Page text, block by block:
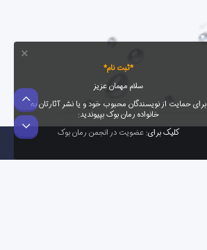
*ثبت نام*
سلام مهمان عزیز
برای حمایت از نویسندگان محبوب خود و یا نشر آثارتان به
خانواده رمان بوک بپیوندید:
کلیک برای:عضویت در انجمن رمان بوک
بالا
پایین